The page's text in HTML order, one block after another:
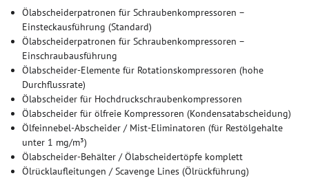
Ölabscheiderpatronen für Schraubenkompressoren –
Einsteckausführung (Standard)
Ölabscheiderpatronen für Schraubenkompressoren –
Einschraubausführung
Ölabscheider-Elemente für Rotationskompressoren (hohe
Durchflussrate)
Ölabscheider für Hochdruckschraubenkompressoren
Ölabscheider für ölfreie Kompressoren (Kondensatabscheidung)
Ölfeinnebel-Abscheider / Mist-Eliminatoren (für Restölgehalte
unter 1 mg/m³)
Ölabscheider-Behälter / Ölabscheidertöpfe komplett
Ölrücklaufleitungen / Scavenge Lines (Ölrückführung)